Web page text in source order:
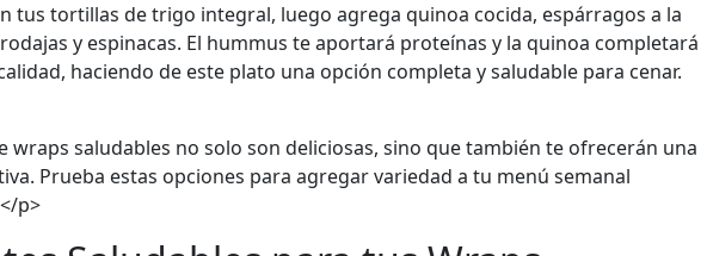
tus tortillas de trigo integral, luego agrega quinoa cocida, espárragos a la
y espinacas. El hummus te aportará proteínas y la quinoa completará
haciendo de este plato una opción completa y saludable para cenar.
wraps saludables no solo son deliciosas, sino que también te ofrecerán una
Prueba estas opciones para agregar variedad a tu menú semanal
p>